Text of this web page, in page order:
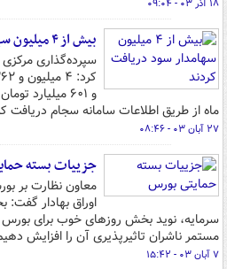
۱۸ آذر ۰۳ - ۰۹:۰۴
بیش از ۴ میلیون سهامدار سود دریافت کردند
سپرده‌گذاری مرکزی
و ۶۰۱
ماه از طریق اطلاعات سامانه سجام دریافت
۲۷ آبان ۰۳ - ۰۸:۴۶
جزییات بسته
معاون نظارت بر
اوراق بهادار گفت:
سرمایه، نوید بخش روزهای خوب برای بورس
مستمر ناشران تاثیرپذیری آن را افزایش
۷ آبان ۰۳ - ۱۵:۴۲